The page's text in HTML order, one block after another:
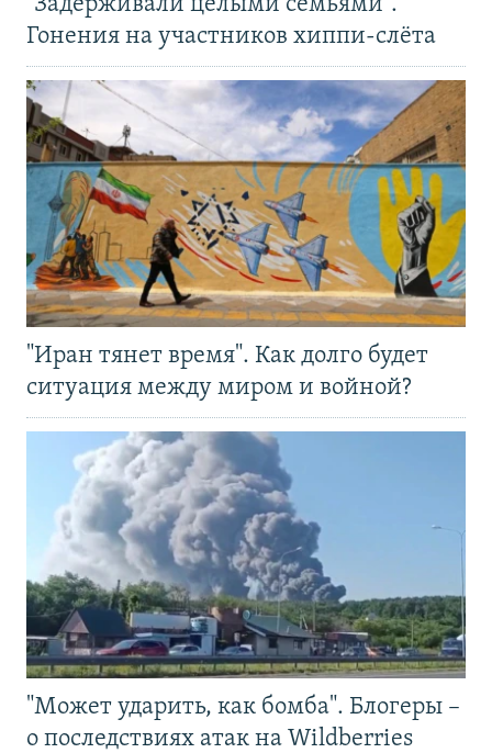
Гонения на участников хиппи-слёта
"Иран тянет время". Как долго будет
ситуация между миром и войной?
"Может ударить, как бомба". Блогеры –
о последствиях атак на Wildberries